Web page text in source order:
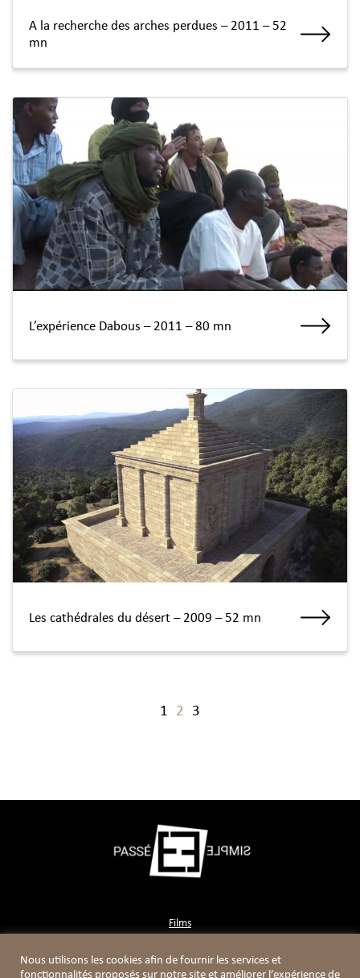
A la recherche des arches perdues – 2011 – 52
mn
L’expérience Dabous – 2011 – 80 mn
Les cathédrales du désert – 2009 – 52 mn
1 2 3
Films
Boutique
Nous utilisons les cookies afin de fournir les services et
fonctionnalités proposés sur notre site et améliorer l’expérience de